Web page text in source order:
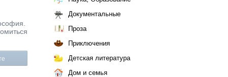
Документальные
Проза
Приключения
Детская литература
Дом и семья